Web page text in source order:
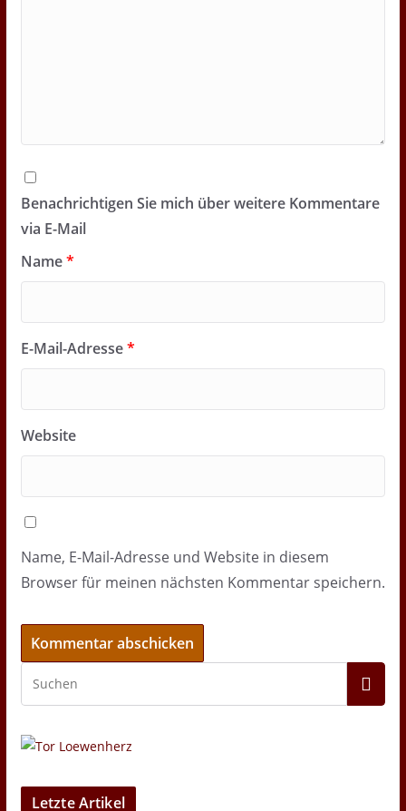
Benachrichtigen Sie mich über weitere Kommentare
via E-Mail
Name*
E-Mail-Adresse*
Website
Name, E-Mail-Adresse und Website in diesem
Browser für meinen nächsten Kommentar speichern.
Letzte Artikel